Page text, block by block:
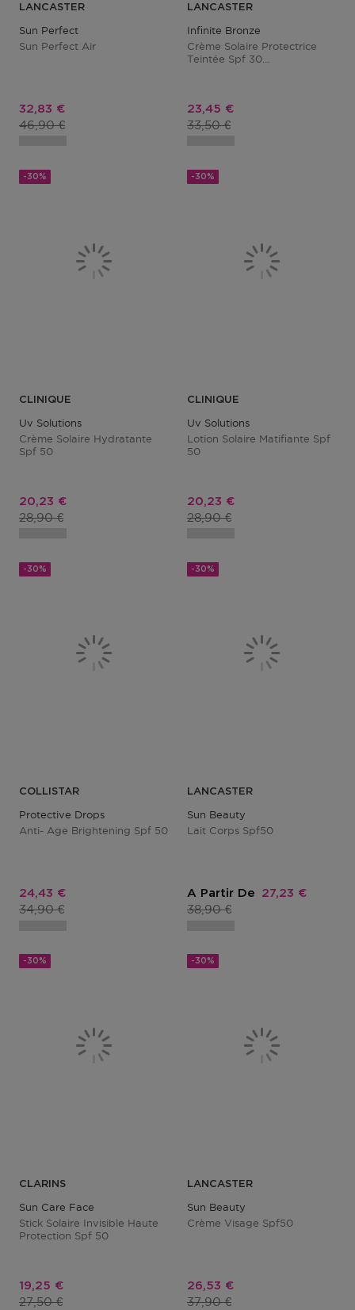
LANCASTER
Sun Perfect
Sun Perfect Air
Prix promotionnel
32,83 €
Prix du produit
46,90 €
LANCASTER
Infinite Bronze
Crème Solaire Protectrice
Teintée Spf 30
Prix promotionnel
23,45 €
Prix du produit
33,50 €
-30%
CLINIQUE
Uv Solutions
Crème Solaire Hydratante
Spf 50
Prix promotionnel
20,23 €
Prix du produit
28,90 €
-30%
CLINIQUE
Uv Solutions
Lotion Solaire Matifiante Spf
50
Prix promotionnel
20,23 €
Prix du produit
28,90 €
-30%
COLLISTAR
Protective Drops
Anti- Age Brightening Spf 50
Prix promotionnel
24,43 €
Prix du produit
34,90 €
-30%
LANCASTER
Sun Beauty
Lait Corps Spf50
A Partir De Prix
27,23 €
Prix du produit
38,90 €
-30%
CLARINS
Sun Care Face
Stick Solaire Invisible Haute
Protection Spf 50
Prix promotionnel
19,25 €
Prix du produit
27,50 €
-30%
LANCASTER
Sun Beauty
Crème Visage Spf50
Prix promotionnel
26,53 €
Prix du produit
37,90 €